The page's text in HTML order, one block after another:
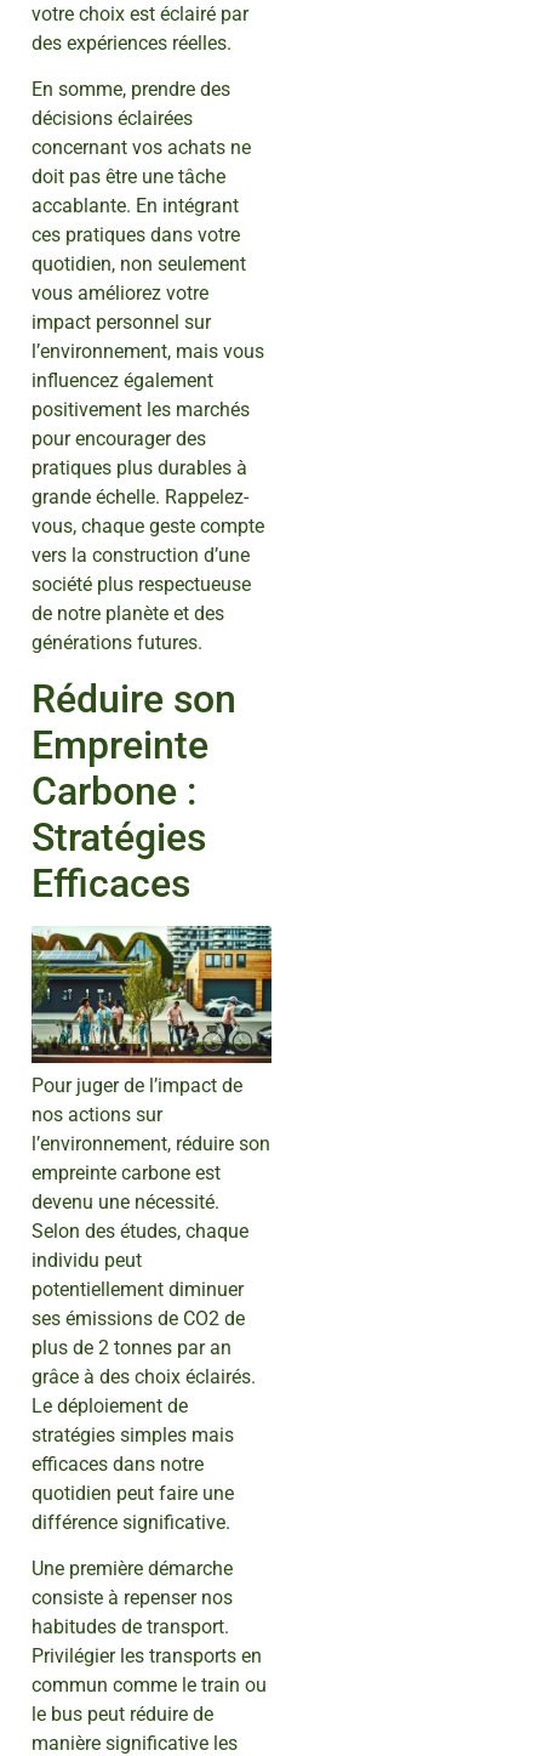
votre choix est éclairé par
des expériences réelles.
En somme, prendre des
décisions éclairées
concernant vos achats ne
doit pas être une tâche
accablante. En intégrant
ces pratiques dans votre
quotidien, non seulement
vous améliorez votre
impact personnel sur
l’environnement, mais vous
influencez également
positivement les marchés
pour encourager des
pratiques plus durables à
grande échelle. Rappelez-
vous, chaque geste compte
vers la construction d’une
société plus respectueuse
de notre planète et des
générations futures.
Réduire son
Empreinte
Carbone :
Stratégies
Efficaces
Pour juger de l’impact de
nos actions sur
l’environnement, réduire son
empreinte carbone est
devenu une nécessité.
Selon des études, chaque
individu peut
potentiellement diminuer
ses émissions de CO2 de
plus de 2 tonnes par an
grâce à des choix éclairés.
Le déploiement de
stratégies simples mais
efficaces dans notre
quotidien peut faire une
différence significative.
Une première démarche
consiste à repenser nos
habitudes de transport.
Privilégier les transports en
commun comme le train ou
le bus peut réduire de
manière significative les